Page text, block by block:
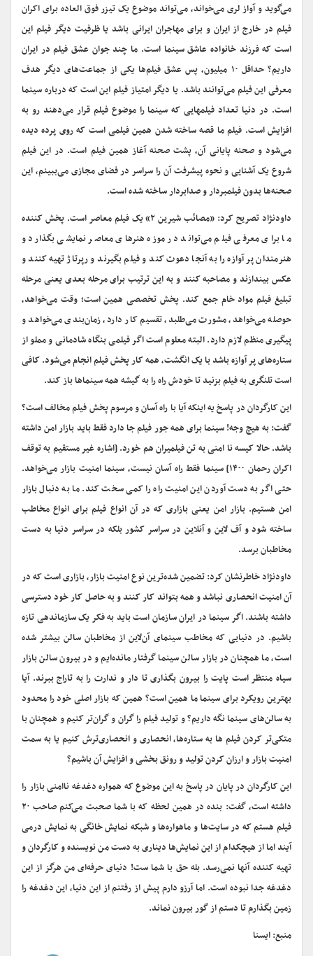
می‌گوید و آواز لری می‌خواند، می‌تواند موضوع یک تیزر فوق العاده برای اکران
فیلم در خارج از ایران و برای مهاجران ایرانی باشد یا ظرفیت دیگر فیلم این
است که فرزند خانواده عاشق سینما است. ما چند جوان عشق فیلم در ایران
داریم؟ حداقل ۱۰ میلیون، پس عشق فیلم‌ها یکی از جماعت‌های دیگر هدف
معرفی این فیلم می‌توانند باشد. یا دیگر امتیاز فیلم این است که درباره سینما
است. در دنیا تعداد فیلمهایی که سینما را موضوع فیلم قرار می‌دهند رو به
افزایش است. فیلم ما قصه ساخته شدن همین فیلمی است که روی پرده دیده
می‌شود و صحنه پایانی آن، پشت صحنه آغاز همین فیلم است. در این فیلم
شروع یک آشنایی و نحوه پیشرفت آن را سراسر در فضای مجازی می‌ببینم، این
صحنه‌ها بدون فیلمبردار و صدابردار ساخته شده است.
داودنژاد تصریح کرد: «مصائب شیرین ۲» یک فیلم معاصر است. پخش کننده
ما برای معرفی فیلم می‌تواند در موزه هنرهای معاصر نمایشی بگذارد و
هنرمندان پر آوازه را به آنجا دعوت کند و فیلم بگیرند و رپرتاژ تهیه کنند و
عکس بیندازند و مصاحبه کنند و به این ترتیب برای مرحله بعدی یعنی مرحله
تبلیغ فیلم مواد خام جمع کند. پخش تخصصی همین است؛ وقت می‌خواهد،
حوصله می‌خواهد، مشورت می‌طلبد، تقسیم کار دارد، زمان‌بندی می‌خواهد و
پیگیری منظم لازم دارد. البته معلوم است اگر فیلمی بنگاه شادمانی و مملو از
ستاره‌های پر آوازه باشد با یک انگشت، همه کار پخش فیلم انجام می‌شود. کافی
است تلنگری به فیلم بزنید تا خودش راه را به گیشه همه سینماها باز کند.
این کارگردان در پاسخ یه اینکه آیا با راه آسان و مرسوم پخش فیلم مخالف است؟
گفت: به هیچ وجه! سینما برای همه جور فیلم جا دارد فقط باید بازار امن داشته
باشد. حالا کیسه نا امنی به تن فیلمیران هم خورد. [اشاره غیر مستقیم به توقف
اکران رحمان ۱۴۰۰] سینما فقط راه آسان نیست، سینما امنیت بازار می‌خواهد.
حتی اگر به دست آوردن این امنیت راه را کمی سخت کند. ما به دنبال بازار
امن هستیم. بازار امن یعنی بازاری که در آن انواع فیلم برای انواع مخاطب
ساخته شود و آف لاین و آنلاین در سراسر کشور بلکه در سراسر دنیا به دست
مخاطبان برسد.
داودنژاد خاطرنشان کرد: تضمین شده‌ترین نوع امنیت بازار، بازاری است که در
آن امنیت انحصاری نباشد و همه بتواند کار کنند و به حاصل کار خود دسترسی
داشته باشند. اگر سینما در ایران سازمان است باید به فکر یک سازماندهی تازه
باشیم. در دنیایی که مخاطب سینمای آن‌لاین از مخاطبان سالن بیشتر شده
است، ما همچنان در بازار سالن سینما گرفتار مانده‌ایم و در بیرون سالن بازار
سیاه منتظر است پایت را بیرون بگذاری تا دار و ندارت را به تاراج ببرند. آیا
بهترین رویکرد برای سینما ما همین است؟ همین که بازار اصلی خود را محدود
به سالن‌های سینما نگه داریم؟ و تولید فیلم را گران و گران‌تر کنیم و همچنان با
متکی‌تر کردن فیلم ها به ستاره‌ها، انحصاری و انحصاری‌ترش کنیم یا به سمت
امنیت بازار و ارزان کردن تولید و رونق بخشی و افزایش آن باشیم؟
این کارگردان در پایان در پاسخ به این موضوع که همواره دغدغه ناامنی بازار را
داشته است، گفت: بنده در همین لحظه که با شما صحبت می‌کنم صاحب ۲۰
فیلم هستم که در سایت‌ها و ماهواره‌ها و شبکه نمایش خانگی به نمایش درمی
آیند اما از هیچکدام از این نمایش‌ها دیناری به دست من نویسنده و کارگردان و
تهیه کننده آنها نمی‌رسد. بله حق با شما ست! دنیای حرفه‌ای من هرگز از این
دغدغه جدا نبوده است. اما آرزو دارم پیش از رفتنم از این دنیا، این دغدغه را
زمین بگذارم تا دستم از گور بیرون نماند.
منبع: ایسنا